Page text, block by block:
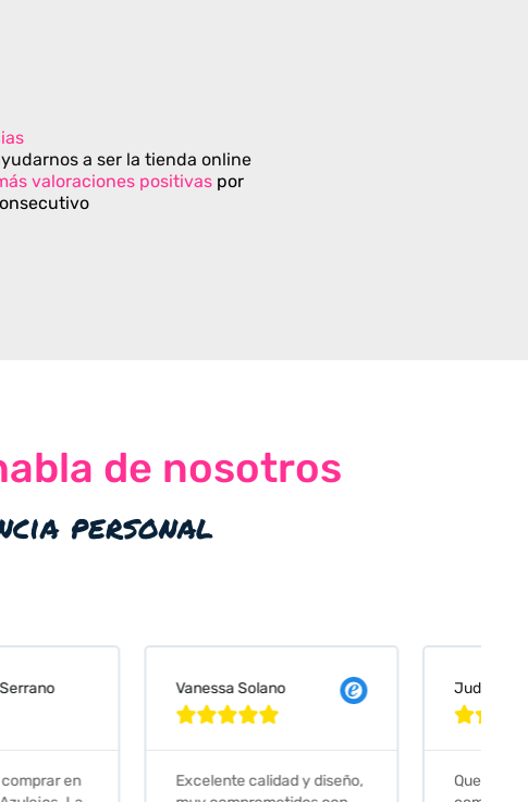
a ser la tienda online
valoraciones positivas por
de nosotros
personal
Solano
calidad y diseño,
Judit Bonet Pardell

Que decir, si teneis que